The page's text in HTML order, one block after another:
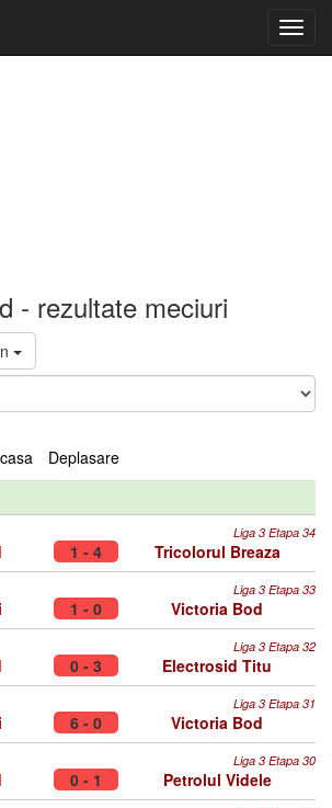
- rezultate meciuri
Deplasare
Liga 3 Etapa 34
1 - 4 Tricolorul Breaza
Liga 3 Etapa 33
1 - 0 Victoria Bod
Liga 3 Etapa 32
0 - 3 Electrosid Titu
Liga 3 Etapa 31
6 - 0 Victoria Bod
Liga 3 Etapa 30
0 - 1 Petrolul Videle